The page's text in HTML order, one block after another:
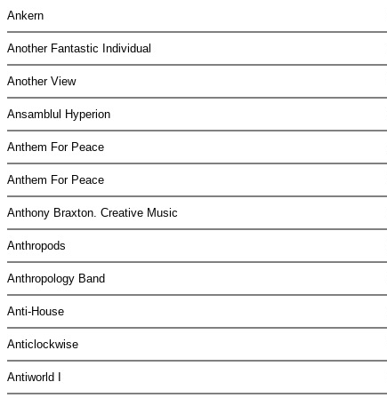
Ankern
Another Fantastic Individual
Another View
Ansamblul Hyperion
Anthem For Peace
Anthem For Peace
Anthony Braxton. Creative Music
Anthropods
Anthropology Band
Anti-House
Anticlockwise
Antiworld I